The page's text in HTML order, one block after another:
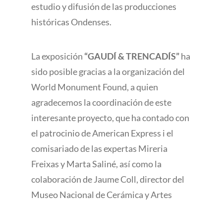
estudio y difusión de las producciones
históricas Ondenses.
La exposición “GAUDÍ & TRENCADÍS”ha
sido posible gracias a la organización del
World Monument Found, a quien
agradecemos la coordinación de este
interesante proyecto, que ha contado con
el patrocinio de American Express i el
comisariado de las expertas Mireria
Freixas y Marta Saliné, así como la
colaboración de Jaume Coll, director del
Museo Nacional de Cerámica y Artes